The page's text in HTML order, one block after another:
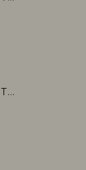
JXGLOBAL WAFFLE SHORTS WVN